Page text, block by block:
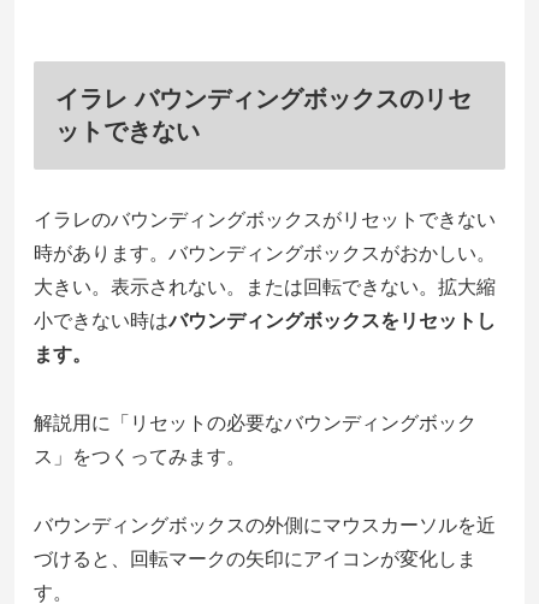
イラレ バウンディングボックスのリセ
ットできない
イラレのバウンディングボックスがリセットできない
時があります。バウンディングボックスがおかしい。
大きい。表示されない。または回転できない。拡大縮
小できない時はバウンディングボックスをリセットし
ます。
解説用に「リセットの必要なバウンディングボック
ス」をつくってみます。
バウンディングボックスの外側にマウスカーソルを近
づけると、回転マークの矢印にアイコンが変化しま
す。